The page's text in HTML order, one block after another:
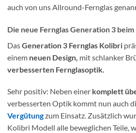
auch von uns Allround-Fernglas
Die neue Fernglas Generation 3
DasGeneration 3 Fernglas Kolibri
einem neuen Design, mit schlanker
verbesserten Fernglasoptik.
Sehr positiv: Neben einer komplett
verbesserten Optik kommt nun auch
Vergütungzum Einsatz. Zusätzlich
Kolibri Modell alle beweglichen Teile,